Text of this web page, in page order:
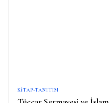
KITAP-TANITIM